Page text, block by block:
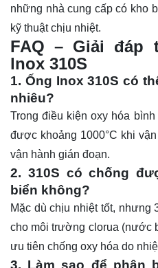
những nhà cung cấp có kho
kỹ thuật chịu nhiệt.
FAQ – Giải đáp
lnox 310S
1. Ống Inox 310S có
nhiêu?
Trong điều kiện oxy hóa
được khoảng 1000°C khi
vận hành gián đoạn.
2. 310S có chống
biển không?
Mặc dù chịu nhiệt tốt,
cho môi trường clorua (nước
ưu tiên chống oxy hóa do
3. Làm sao để phân